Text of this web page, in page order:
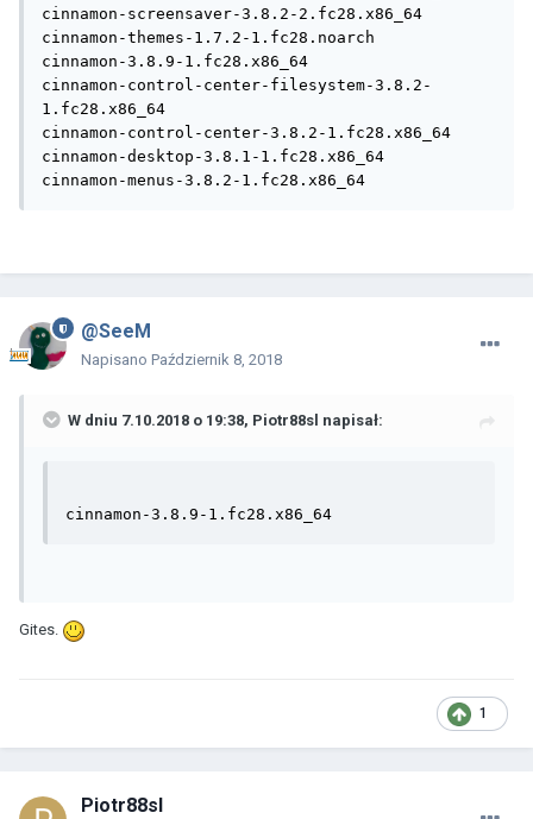
cinnamon-screensaver-3.8.2-2.fc28.x86_64
cinnamon-themes-1.7.2-1.fc28.noarch
cinnamon-3.8.9-1.fc28.x86_64
cinnamon-control-center-filesystem-3.8.2-
1.fc28.x86_64
cinnamon-control-center-3.8.2-1.fc28.x86_64
cinnamon-desktop-3.8.1-1.fc28.x86_64
cinnamon-menus-3.8.2-1.fc28.x86_64
@SeeM
Napisano Październik 8, 2018
W dniu 7.10.2018 o 19:38, Piotr88sl napisał:
cinnamon-3.8.9-1.fc28.x86_64
Gites.
1
Piotr88sl